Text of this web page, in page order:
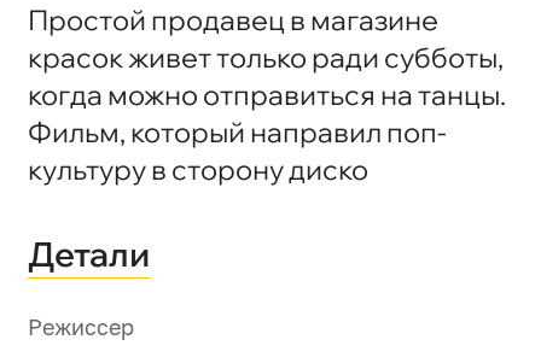
Простой продавец в магазине
красок живет только ради субботы,
когда можно отправиться на танцы.
Фильм, который направил поп-
культуру в сторону диско
Детали
Режиссер